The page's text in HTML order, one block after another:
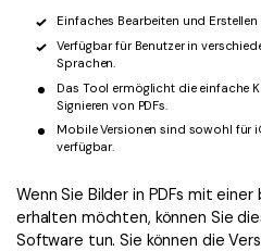
Einfaches Bearbeiten und
Verfügbar für Benutzer in
Sprachen.
Das Tool ermöglicht die einfache
Signieren von PDFs.
Mobile Versionen sind sowohl für
verfügbar.
Wenn Sie Bilder in PDFs mit
erhalten möchten, können Sie
Software tun. Sie können die